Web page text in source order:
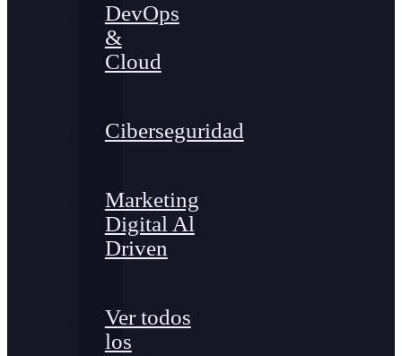
DevOps
&
Cloud
Ciberseguridad
Marketing
Digital Al
Driven
Ver todos
los